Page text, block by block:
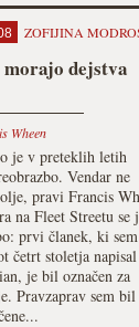
ZOFIJINA
morajo dejstva
Wheen
je v preteklih letih
Vendar ne
pravi Francis
na Fleet Streetu se
prvi članek, ki
četrt stoletja napisal
je bil označen za
Pravzaprav sem bil